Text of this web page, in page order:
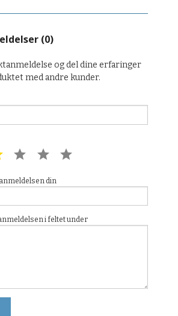
(0)
og del dine erfaringer
med andre kunder.
3 star 4 star 5 star
din
i feltet under